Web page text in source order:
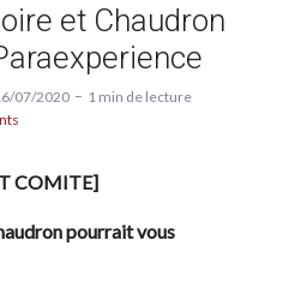
et Chaudron
07/2020
1 min de lecture
COMITE]
pourrait vous